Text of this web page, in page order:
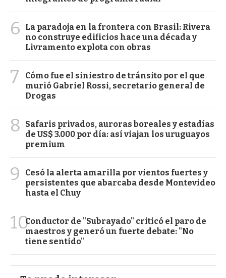
6
La paradoja en la frontera con Brasil: Rivera
no construye edificios hace una década y
Livramento explota con obras
7
Cómo fue el siniestro de tránsito por el que
murió Gabriel Rossi, secretario general de
Drogas
8
Safaris privados, auroras boreales y estadías
de US$ 3.000 por día: así viajan los uruguayos
premium
9
Cesó la alerta amarilla por vientos fuertes y
persistentes que abarcaba desde Montevideo
hasta el Chuy
10Conductor de "Subrayado" criticó el paro de
maestros y generó un fuerte debate: "No
tiene sentido"